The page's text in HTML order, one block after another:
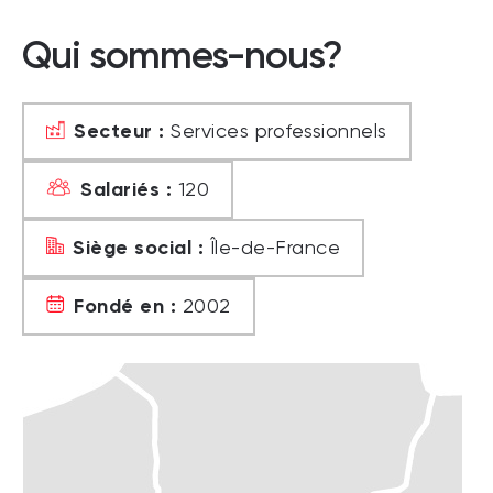
Qui sommes-nous?
Secteur : Services professionnels
Salariés : 120
Siège social : Île-de-France
Fondé en : 2002